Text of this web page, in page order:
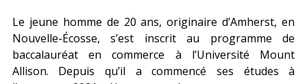
Le jeune homme de 20 ans, originaire d’Amherst, en
Nouvelle-Écosse, s’est inscrit au programme de
baccalauréat en commerce à l’Université Mount
Allison. Depuis qu’il a commencé ses études à